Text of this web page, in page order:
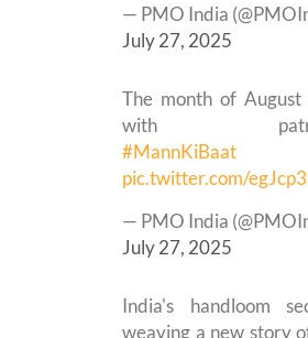
— PMO India
July 27, 2025
The month of August
with
#MannKiBaat
pic.twitter.com/
— PMO India
July 27, 2025
India's handloom
weaving a new story